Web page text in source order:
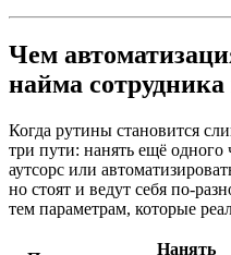
Чем
найма сотрудника
Когда рутины становится
три пути: нанять ещё одного
аутсорс или
но стоят и ведут себя по-
тем параметрам, которые
Нанять